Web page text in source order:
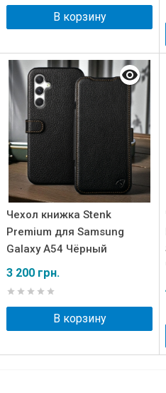
В корзину
Чехол книжка Stenk
Premium для Samsung
Galaxy A54 Чёрный
3 200 грн.
В корзину